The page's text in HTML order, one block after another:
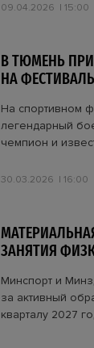
09.04.2026 15:00
В ТЮМЕНЬ
НА
На спортивном
легендарный
чемпион и
30.03.2026 16:00
ЗАНЯТИЯ
Минспорт и
за активный
кварталу 2027